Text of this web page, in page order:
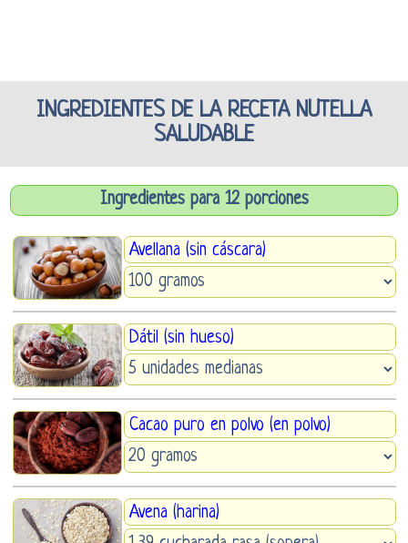
INGREDIENTES DE LA RECETA NUTELLA
SALUDABLE
Ingredientes para 12 porciones
Avellana (sin cáscara)
Dátil (sin hueso)
Cacao puro en polvo (en polvo)
Avena (harina)